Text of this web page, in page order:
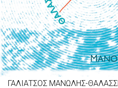
ΓΑΛΙΑΤΣΟΣ ΜΑΝΩΛΗΣ-